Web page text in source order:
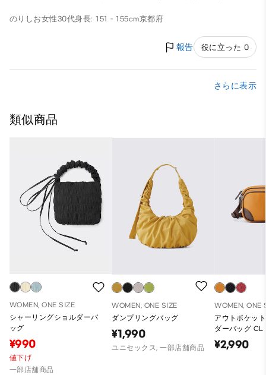
のりしお女性30代身長: 151 - 155cm京都府
報告 役に立った 0
さらに表示
類似商品
WOMEN, ONE SIZE
シャーリングショルダーバ
ッグ
¥990
値下げ
一部店舗商品
WOMEN, ONE SIZE
ダンプリングバッグ
¥1,990
ユニセックス, 一部店舗商品
WOMEN, ONE
アウトポケッ
ダーバッグ CL
¥2,990